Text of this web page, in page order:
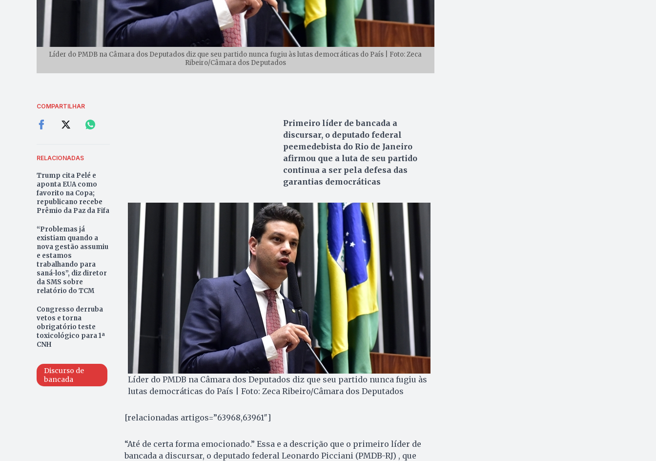
Líder do PMDB na Câmara dos Deputados diz que seu partido nunca fugiu às lutas democráticas do País | Foto: Zeca
Ribeiro/Câmara dos Deputados
COMPARTILHAR
RELACIONADAS
Trump cita Pelé e
aponta EUA como
favorito na Copa;
republicano recebe
Prêmio da Paz da Fifa
“Problemas já
existiam quando a
nova gestão assumiu
e estamos
trabalhando para
saná-los”, diz diretor
da SMS sobre
relatório do TCM
Congresso derruba
vetos e torna
obrigatório teste
toxicológico para 1ª
CNH
Discurso de
bancada
Primeiro líder de bancada a
discursar, o deputado federal
peemedebista do Rio de Janeiro
afirmou que a luta de seu partido
continua a ser pela defesa das
garantias democráticas
Líder do PMDB na Câmara dos Deputados diz que seu partido nunca fugiu às
lutas democráticas do País | Foto: Zeca Ribeiro/Câmara dos Deputados
[relacionadas artigos=”63968,63961″]
“Até de certa forma emocionado.” Essa e a descrição que o primeiro líder de
bancada a discursar, o deputado federal Leonardo Picciani (PMDB-RJ) , que